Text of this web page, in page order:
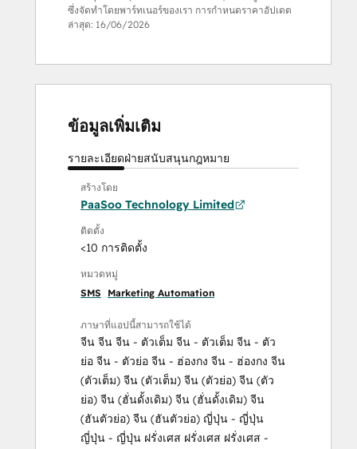
ซึ่งจัดทำโดยพาร์ทเนอร์ของเรา การกำหนดราคาอัปเดต
ล่าสุด: 16/06/2026
ข้อมูลเพิ่มเติม
รายละเอียดฝ่ายสนับสนุนกฎหมาย
สร้างโดย
PaaSoo Technology Limited
ติดตั้ง
<10 การติดตั้ง
หมวดหมู่
SMS
Marketing Automation
ภาษาที่แอปนี้สามารถใช้ได้
จีน จีน จีน - ตัวเต็ม จีน - ตัวเต็ม จีน - ตัว
ย่อ จีน - ตัวย่อ จีน - ฮ่องกง จีน - ฮ่องกง จีน
(ตัวเต็ม) จีน (ตัวเต็ม) จีน (ตัวย่อ) จีน (ตัว
ย่อ) จีน (ฮั่นดั้งเดิม) จีน (ฮั่นดั้งเดิม) จีน
(ฮันตัวย่อ) จีน (ฮันตัวย่อ) ญี่ปุ่น - ญี่ปุ่น
ญี่ปุ่น - ญี่ปุ่น ฝรั่งเศส ฝรั่งเศส ฝรั่งเศส -